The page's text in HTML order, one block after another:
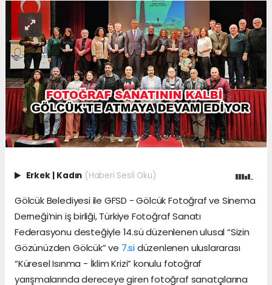
Erkek | Kadın (Haberi Sesli Oku)
Gölcük Belediyesi ile GFSD - Gölcük Fotoğraf ve Sinema
Derneği’nin iş birliği, Türkiye Fotoğraf Sanatı
Federasyonu desteğiyle 14.sü düzenlenen ulusal “Sizin
Gözünüzden Gölcük” ve 7.sidüzenlenen uluslararası
“Küresel Isınma - İklim Krizi” konulu fotoğraf
yarışmalarında dereceye giren fotoğraf sanatçılarına